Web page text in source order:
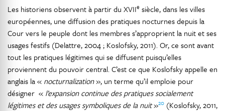
Les historiens observent à partir du XVIIe siècle, dans les villes
européennes, une diffusion des pratiques nocturnes depuis la
Cour vers le peuple dont les membres s’approprient la nuit et ses
usages festifs (Delattre, 2004 ; Koslofsky, 2011). Or, ce sont avant
tout les pratiques légitimes qui se diffusent puisqu’elles
proviennent du pouvoir central. C’est ce que Koslofsky appelle en
anglais la « nocturnalization», un terme qu’il emploie pour
désigner « l’expansion continue des pratiques socialement
légitimes et des usages symboliques de la nuit»20 (Koslofsky, 2011,